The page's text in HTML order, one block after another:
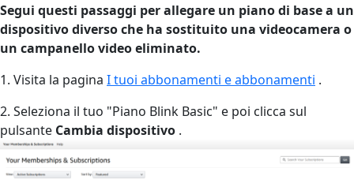
Segui questi passaggi per allegare un piano di base a un
dispositivo diverso che ha sostituito una videocamera o
un campanello video eliminato.
1. Visita la pagina I tuoi abbonamenti e abbonamenti .
2. Seleziona il tuo "Piano Blink Basic" e poi clicca sul
pulsante Cambia dispositivo .